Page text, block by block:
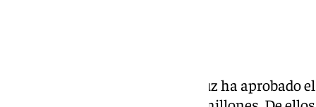
Este martes, el Gobierno andaluz ha aprobado